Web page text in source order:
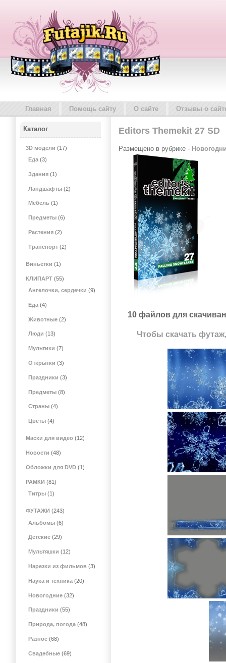
Главная Помощь сайту О сайте Отзывы о
Editors Themekit 27 SD
Размещено в рубрике -
10 файлов для
Чтобы скачать
Каталог
3D модели (17)
Еда (3)
Здания (1)
Ландшафты (2)
Мебель (1)
Предметы (6)
Растения (2)
Транспорт (2)
Виньетки (1)
КЛИПАРТ(55)
Ангелочки, сердечки (9)
Еда (4)
Животные (2)
Люди (13)
Мультики (7)
Открытки (3)
Праздники (3)
Предметы (8)
Страны (4)
Цветы (4)
Маски для видео (12)
Новости (48)
Обложки для DVD(1)
РАМКИ (81)
Титры (1)
ФУТАЖИ (243)
Альбомы (6)
Детские (29)
Мультяшки (12)
Нарезки из фильмов (3)
Наука и техника (20)
Новогодние (32)
Праздники (55)
Природа, погода (48)
Разное (68)
Свадебные (69)